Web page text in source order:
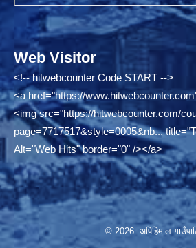
Web Visitor
<!-- hitwebcounter Code START -->
<a href="https://
<img src="https://hitwebcounter.com/
page=7717517&style=0005&nb...
Alt="Web Hits" border="0" /></a>
© 2026 अपिहिमाल